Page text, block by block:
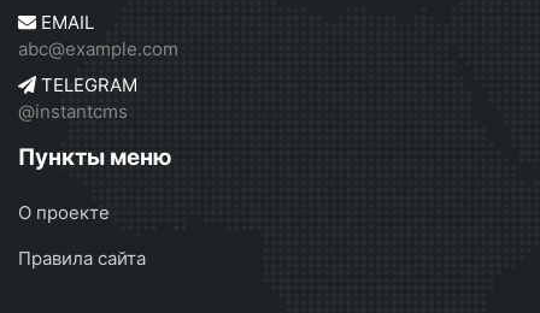
EMAIL
abc@example.com
TELEGRAM
@instantcms
Пункты меню
О проекте
Правила сайта